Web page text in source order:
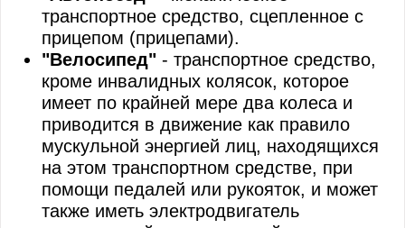
Буксировка механических транспортных
Учебная езда
Перевозка людей
Перевозка грузов
Дополнительные требования к движению
транспортное средство, сцепленное с
прицепом (прицепами).
"Велосипед" - транспортное средство,
кроме инвалидных колясок, которое
имеет по крайней мере два колеса и
приводится в движение как правило
мускульной энергией лиц, находящихся
на этом транспортном средстве, при
помощи педалей или рукояток, и может
также иметь электродвигатель